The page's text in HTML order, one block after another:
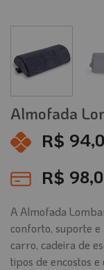
Almofada
R$
R$
A Almofada
conforto, suporte e
carro, cadeira de
tipos de encostos e